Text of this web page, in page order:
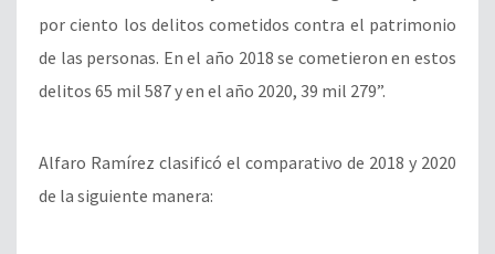
por ciento los delitos cometidos contra el patrimonio
de las personas. En el año 2018 se cometieron en estos
delitos 65 mil 587 y en el año 2020, 39 mil 279”.
Alfaro Ramírez clasificó el comparativo de 2018 y 2020
de la siguiente manera: